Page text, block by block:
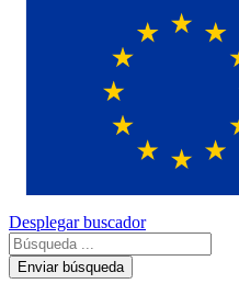
Desplegar buscador
Enviar búsqueda